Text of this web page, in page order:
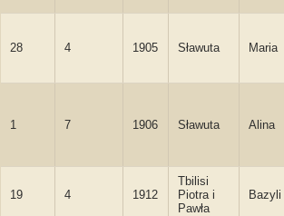
28 4 1905 Sławuta Maria
1 7 1906 Sławuta Alina
19 4 1912
Tbilisi
Piotra i
Pawła
Bazyli